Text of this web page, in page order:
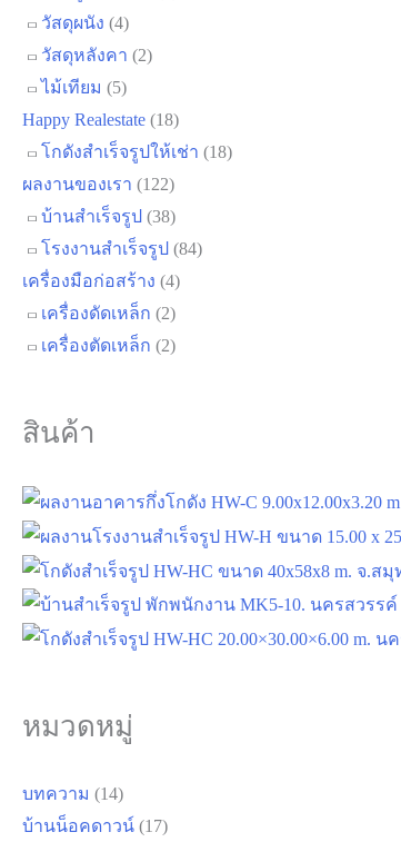
วัสดุผนัง (4)
วัสดุหลังคา (2)
ไม้เทียม (5)
Happy Realestate (18)
โกดังสำเร็จรูปให้เช่า (18)
ผลงานของเรา (122)
บ้านสำเร็จรูป (38)
โรงงานสำเร็จรูป (84)
เครื่องมือก่อสร้าง (4)
เครื่องดัดเหล็ก (2)
เครื่องตัดเหล็ก (2)
สินค้า
หมวดหมู่
บทความ (14)
บ้านน็อคดาวน์ (17)